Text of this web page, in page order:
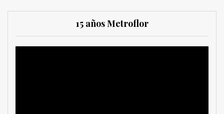
15 años Metroflor